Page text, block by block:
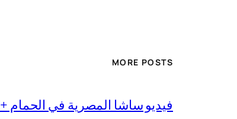
MORE POSTS
فيديو ساشا المصرية في الحمام +18 كامل بجودة عالية